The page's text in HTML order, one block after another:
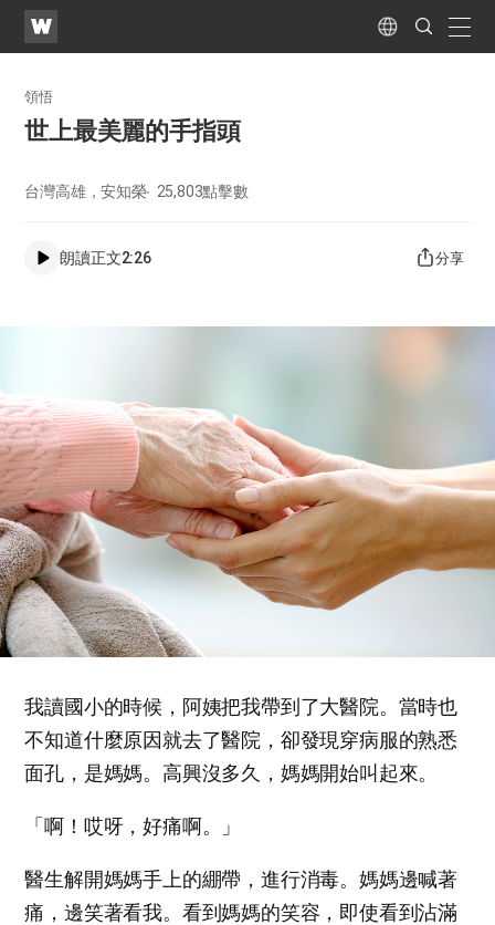
WATV
Language
Search
Submit
領悟
世上最美麗的手指頭
台灣高雄，安知榮 25,803點擊數
朗讀正文2:26 分享
我讀國小的時候，阿姨把我帶到了大醫院。當時也
不知道什麼原因就去了醫院，卻發現穿病服的熟悉
面孔，是媽媽。高興沒多久，媽媽開始叫起來。
「啊！哎呀，好痛啊。」
醫生解開媽媽手上的綳帶，進行消毒。媽媽邊喊著
痛，邊笑著看我。看到媽媽的笑容，即使看到沾滿